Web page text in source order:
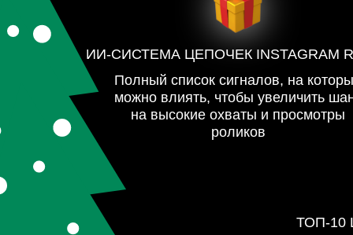
ТОП-10
ИИ-СИСТЕМА ЦЕПОЧЕК INSTAGRAM
Полный список сигналов, на
можно влиять, чтобы увеличить
на высокие охваты и просмотры
роликов